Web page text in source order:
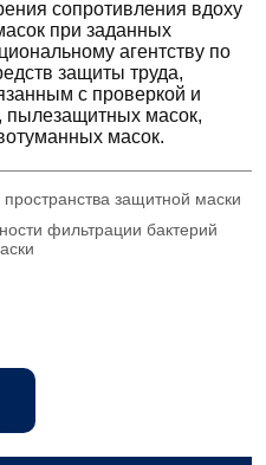
пространства защитной маски
фильтрации бактерий